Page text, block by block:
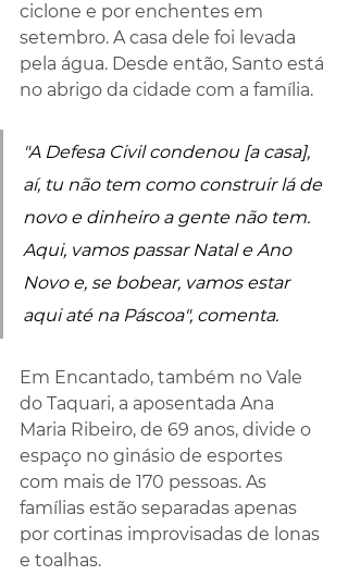
ciclone e por enchentes em
setembro. A casa dele foi levada
pela água. Desde então, Santo está
no abrigo da cidade com a família.
"A Defesa Civil condenou [a casa],
aí, tu não tem como construir lá de
novo e dinheiro a gente não tem.
Aqui, vamos passar Natal e Ano
Novo e, se bobear, vamos estar
aqui até na Páscoa", comenta.
Em Encantado, também no Vale
do Taquari, a aposentada Ana
Maria Ribeiro, de 69 anos, divide o
espaço no ginásio de esportes
com mais de 170 pessoas. As
famílias estão separadas apenas
por cortinas improvisadas de lonas
e toalhas.